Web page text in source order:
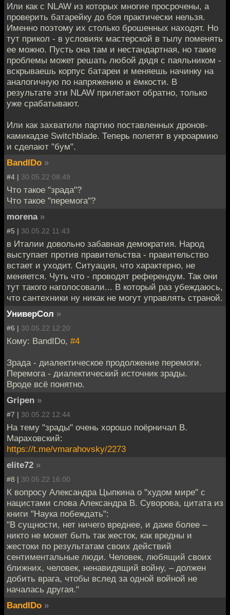
Или как с NLAW из которых многие просрочены, а
проверить батарейку до боя практически нельзя.
Именно поэтому их столько брошенных находят. Но
тут прикол - в условиях мастерской в тылу поменять
ее можно. Пусть она там и нестандартная, но такие
проблемы может решать любой дядя с паяльником -
вскрываешь корпус батареи и меняешь начинку на
аналогичную по напряжению и ёмкости. В
результате эти NLAW прилетают обратно, только
уже срабатывают.
Или как захватили партию поставленных дронов-
камикадзе Switchblade. Теперь полетят в укроармию
и сделают "бум".
BandIDo »
#4 | 30.05.22 08:49
Что такое "зрада"?
Что такое "перемога"?
morena »
#5 | 30.05.22 11:43
в Италии довольно забавная демократия. Народ
выступает против правительства - правительство
встает и уходит. Ситуация, что характерно, не
меняется. Чуть что - проводят референдум. Так они
тут такого наголосовали... В который раз убеждаюсь,
что сантехники ну никак не могут управлять страной.
УниверСол »
#6 | 30.05.22 12:20
Кому: BandIDo, #4
Зрада - диалектическое продолжение перемоги.
Перемога - диалектический источник зрады.
Вроде всё понятно.
Gripen »
#7 | 30.05.22 12:44
На тему "зрады" очень хорошо поёрничал В.
Мараховский:
https://t.me/vmarahovsky/2273
elite72 »
#8 | 30.05.22 16:00
К вопросу Александра Цыпкина о "худом мире" с
нацистами слова Александра В. Суворова, цитата из
книги "Наука побеждать":
"В сущности, нет ничего вреднее, и даже более –
никто не может быть так жесток, как вредны и
жестоки по результатам своих действий
сентиментальные люди. Человек, любящий своих
ближних, человек, ненавидящий войну, – должен
добить врага, чтобы вслед за одной войной не
началась другая."
BandIDo »